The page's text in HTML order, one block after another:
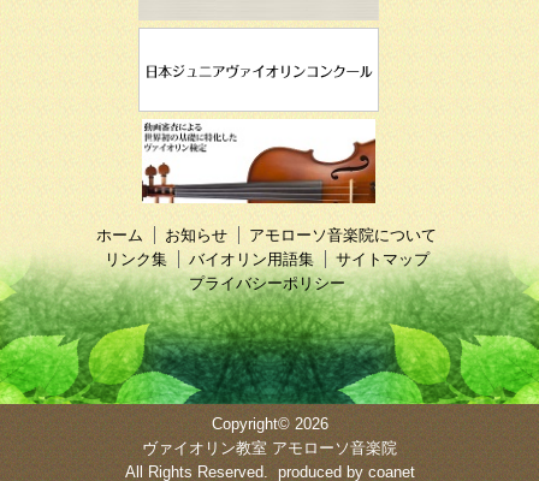
ホーム お知らせ
アモローソ音楽院について
リンク集
バイオリン用語集
サイトマップ
プライバシーポリシー
Copyright© 2026
ヴァイオリン教室 アモローソ音楽院
All Rights Reserved. produced by coanet